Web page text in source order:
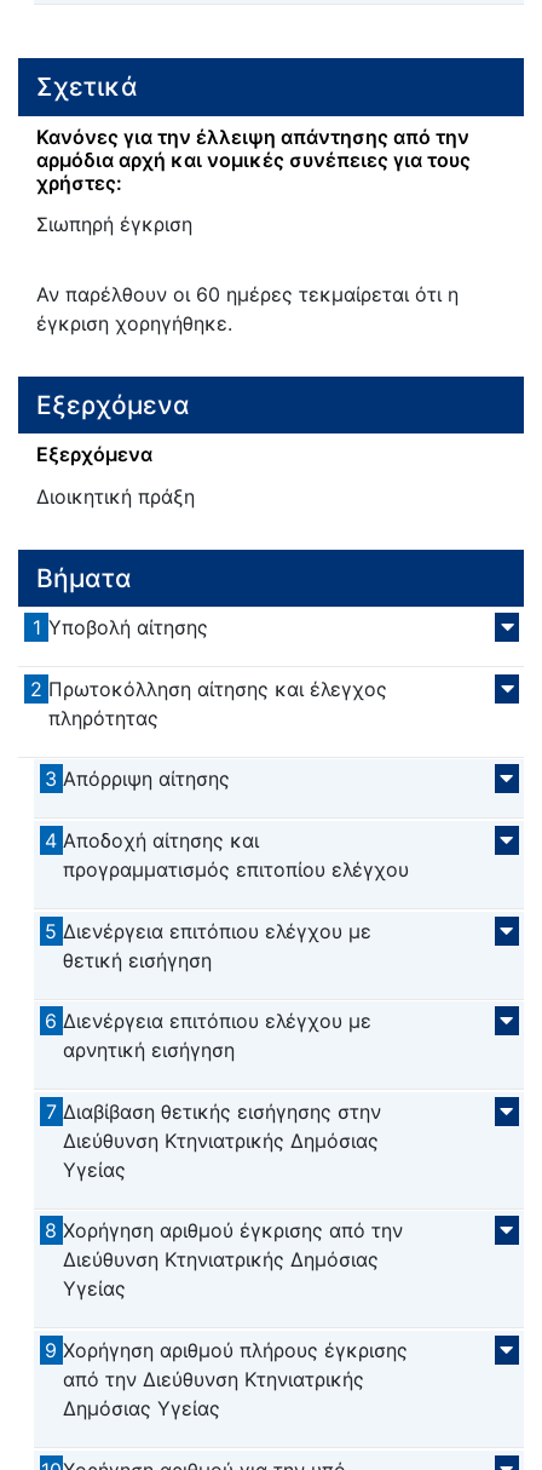
Σχετικά
Κανόνες για την έλλειψη απάντησης από την
αρμόδια αρχή και νομικές συνέπειες για τους
χρήστες:
Σιωπηρή έγκριση
Αν παρέλθουν οι 60 ημέρες τεκμαίρεται ότι η
έγκριση χορηγήθηκε.
Εξερχόμενα
Εξερχόμενα
Διοικητική πράξη
Βήματα
1 Υποβολή αίτησης
2 Πρωτοκόλληση αίτησης και έλεγχος
πληρότητας
3 Απόρριψη αίτησης
4 Αποδοχή αίτησης και
προγραμματισμός επιτοπίου ελέγχου
5 Διενέργεια επιτόπιου ελέγχου με
θετική εισήγηση
6 Διενέργεια επιτόπιου ελέγχου με
αρνητική εισήγηση
7 Διαβίβαση θετικής εισήγησης στην
Διεύθυνση Κτηνιατρικής Δημόσιας
Υγείας
8 Χορήγηση αριθμού έγκρισης από την
Διεύθυνση Κτηνιατρικής Δημόσιας
Υγείας
9 Χορήγηση αριθμού πλήρους έγκρισης
από την Διεύθυνση Κτηνιατρικής
Δημόσιας Υγείας